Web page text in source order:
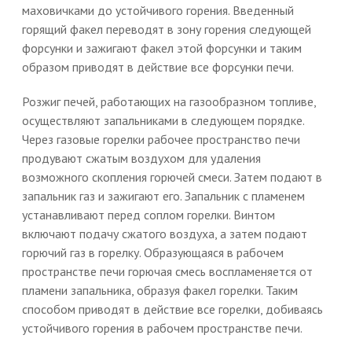
маховичками до устойчивого горения. Введенный
горящий факел переводят в зону горения следующей
форсунки и зажигают факел этой форсунки и таким
образом приводят в действие все форсунки печи.
Розжиг печей, работающих на газообразном топливе,
осуществляют запальниками в следующем порядке.
Через газовые горелки рабочее пространство печи
продувают сжатым воздухом для удаления
возможного скопления горючей смеси. Затем подают в
запальник газ и зажигают его. Запальник с пламенем
устанавливают перед соплом горелки. Винтом
включают подачу сжатого воздуха, а затем подают
горючий газ в горелку. Образующаяся в рабочем
пространстве печи горючая смесь воспламеняется от
пламени запальника, образуя факел горелки. Таким
способом приводят в действие все горелки, добиваясь
устойчивого горения в рабочем пространстве печи.